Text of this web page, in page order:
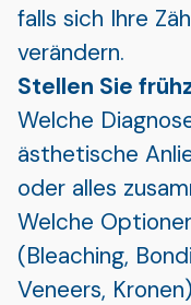
falls sich Ihre
verändern.
Stellen Sie
Welche
ästhetische
oder alles
Welche
(Bleaching,
Veneers,